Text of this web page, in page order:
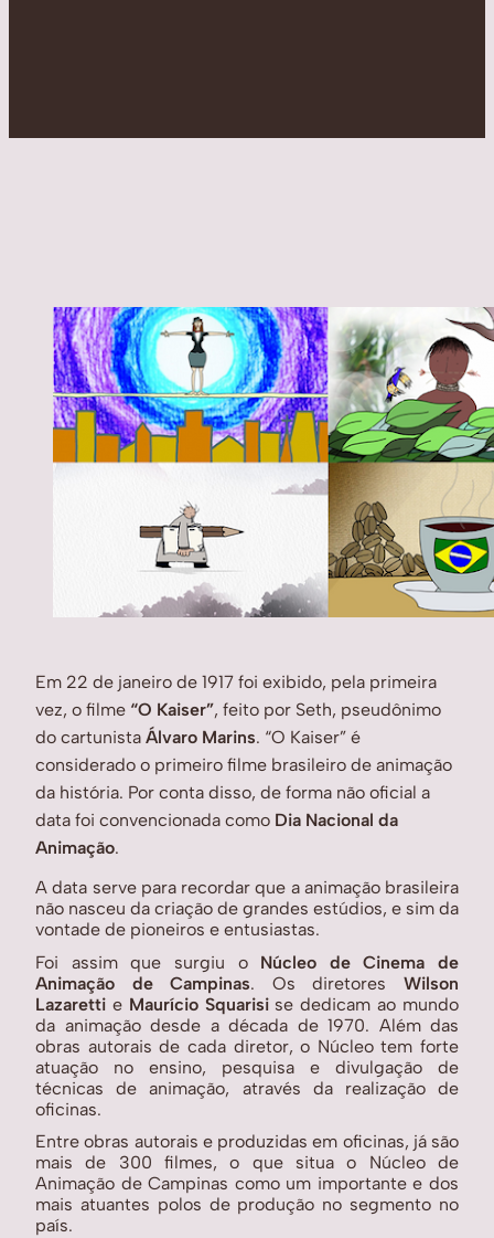
Em 22 de janeiro de 1917 foi exibido, pela primeira
vez, o filme “O Kaiser”, feito por Seth, pseudônimo
do cartunista Álvaro Marins. “O Kaiser” é
considerado o primeiro filme brasileiro de animação
da história. Por conta disso, de forma não oficial a
data foi convencionada como Dia Nacional da
Animação.
A data serve para recordar que a animação brasileira
não nasceu da criação de grandes estúdios, e sim da
vontade de pioneiros e entusiastas.
Foi assim que surgiu o Núcleo de Cinema de
Animação de Campinas. Os diretores Wilson
Lazaretti e Maurício Squarisi se dedicam ao mundo
da animação desde a década de 1970. Além das
obras autorais de cada diretor, o Núcleo tem forte
atuação no ensino, pesquisa e divulgação de
técnicas de animação, através da realização de
oficinas.
Entre obras autorais e produzidas em oficinas, já são
mais de 300 filmes, o que situa o Núcleo de
Animação de Campinas como um importante e dos
mais atuantes polos de produção no segmento no
país.